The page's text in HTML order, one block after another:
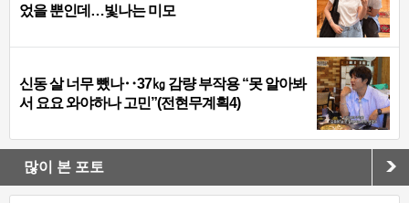
었을 뿐인데…빛나는 미모
신동 살 너무 뺐나‥37㎏ 감량 부작용 “못 알아봐
서 요요 와야하나 고민”(전현무계획4)
많이 본 포토